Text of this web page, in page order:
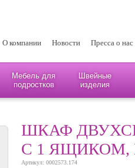
О компании Новости Пресса о нас
Мебель для
подростков
Швейные
изделия
ШКАФ
С 1 ЯЩИКОМ,
Артикул: 0002573.174